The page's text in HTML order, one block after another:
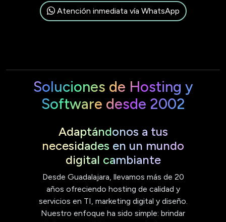
Atención inmediata vía WhatsApp
Soluciones de Hosting y
Software desde 2002
Adaptándonos a tus
necesidades en un mundo
digital cambiante
Desde Guadalajara, llevamos más de 20
años ofreciendo hosting de calidad y
servicios en TI, marketing digital y diseño.
Nuestro enfoque ha sido simple: brindar